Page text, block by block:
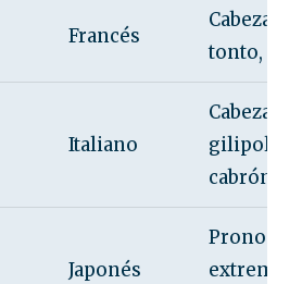
Francés
Cabeza
tonto,
Italiano
Cabeza
gilipollas,
cabrón.
Japonés